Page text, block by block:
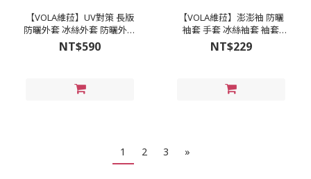
【VOLA維菈】UV對策 長版
防曬外套 冰絲外套 防曬外套
連帽外套 涼感外套 薄外套
SGS檢驗 KB242
NT$590
【VOLA維菈】澎澎袖 防曬
袖套 手套 冰絲袖套 袖套
SGS認證防曬 涼感袖套 輕薄
透氣 KD292
NT$229
1 2 3 »